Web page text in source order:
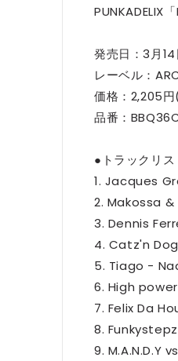
PUNKADELIX
発売日：3月14
レーベル：
価格：2,205
品番：
●トラックリス
1. Jacques
2. Makossa
3. Dennis
4. Catz'n
5. Tiago -
6. High
7. Felix Da
8.
9. M.A.N.D.Y